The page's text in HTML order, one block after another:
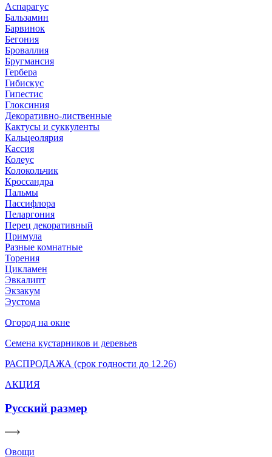
Аспарагус
Бальзамин
Барвинок
Бегония
Броваллия
Бругмансия
Гербера
Гибискус
Гипестис
Глоксиния
Декоративно-лиственные
Кактусы и суккуленты
Кальцеолярия
Кассия
Колеус
Колокольчик
Кроссандра
Пальмы
Пассифлора
Пеларгония
Перец декоративный
Примула
Разные комнатные
Торения
Цикламен
Эвкалипт
Экзакум
Эустома
Огород на окне
Семена кустарников и деревьев
РАСПРОДАЖА (срок годности до 12.26)
АКЦИЯ
Русский размер
Овощи